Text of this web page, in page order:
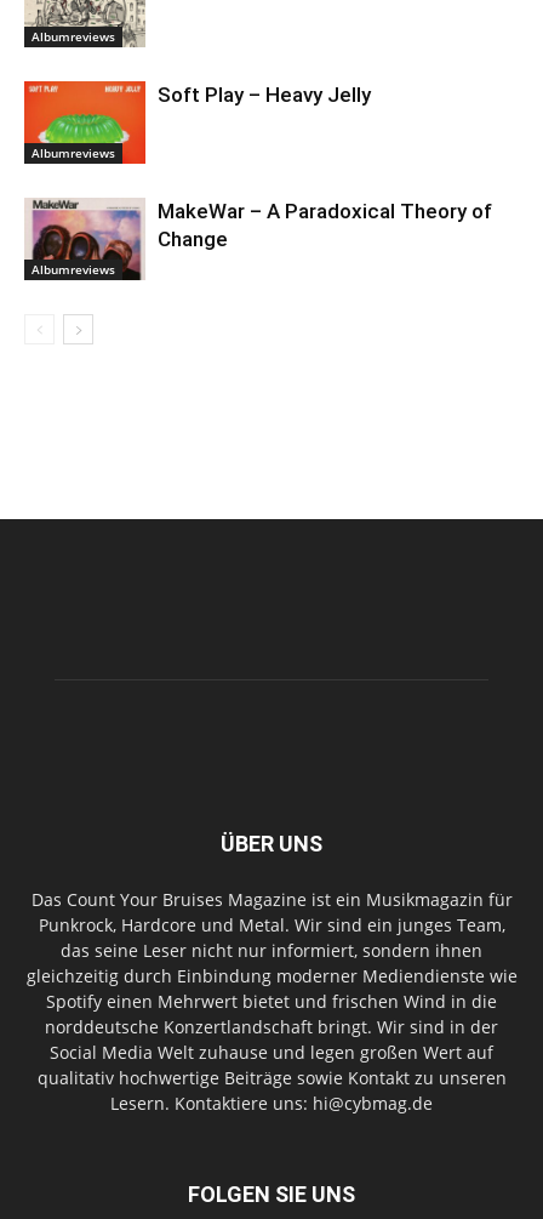
Albumreviews
Albumreviews
Soft Play – Heavy Jelly
Albumreviews
MakeWar – A Paradoxical Theory of
Change
ÜBER UNS
Das Count Your Bruises Magazine ist ein Musikmagazin für
Punkrock, Hardcore und Metal. Wir sind ein junges Team,
das seine Leser nicht nur informiert, sondern ihnen
gleichzeitig durch Einbindung moderner Mediendienste wie
Spotify einen Mehrwert bietet und frischen Wind in die
norddeutsche Konzertlandschaft bringt. Wir sind in der
Social Media Welt zuhause und legen großen Wert auf
qualitativ hochwertige Beiträge sowie Kontakt zu unseren
Lesern. Kontaktiere uns: hi@cybmag.de
FOLGEN SIE UNS